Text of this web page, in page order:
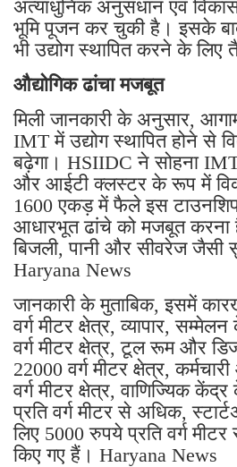
अत्याधुनिक अनुसंधान एवं
भूमि पूजन कर चुकी है। इसके
भी उद्योग स्थापित करने के लिए
औद्योगिक ढांचा मजबूत
मिली जानकारी के अनुसार,
IMT में उद्योग स्थापित होने से
बढ़ेगा। HSIIDC ने सोहना
और आईटी क्लस्टर के रूप में
1600 एकड़ में फैले इस टाउनशिप
आधारभूत ढांचे को मजबूत
बिजली, पानी और सीवरेज जैसी
Haryana News
जानकारी के मुताबिक, इसमें
वर्ग मीटर क्षेत्र, व्यापार,
वर्ग मीटर क्षेत्र, टूल रूम और
22000 वर्ग मीटर क्षेत्र,
वर्ग मीटर क्षेत्र, वाणिज्यिक
प्रति वर्ग मीटर से अधिक,
लिए 5000 रुपये प्रति वर्ग मीटर
किए गए हैं। Haryana News